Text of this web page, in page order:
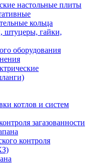
настольные плиты
кольца
штуцеры, гайки,
оборудования
котлов и систем
загазованности
контроля